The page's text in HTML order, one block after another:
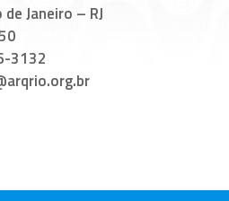
Janeiro – RJ
3132